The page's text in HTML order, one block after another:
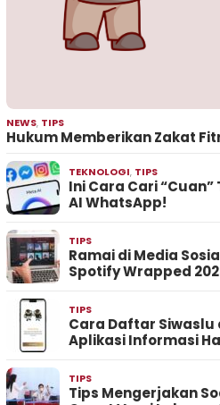
NEWS, TIPS
Hukum Memberikan Zakat
TEKNOLOGI, TIPS
Ini Cara Cari
AI WhatsApp!
TIPS
Ramai di Media
Spotify Wrapped
TIPS
Cara Daftar Siwaslu
Aplikasi Informasi
TIPS
Tips Mengerjakan